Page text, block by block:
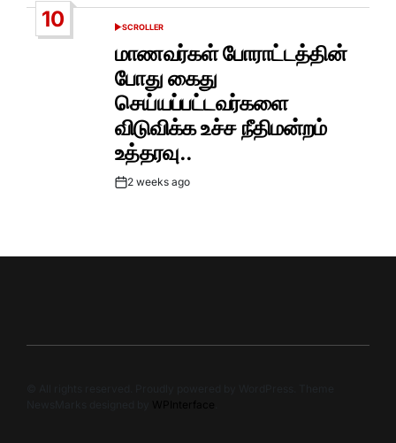
10
POSTED
SCROLLER
மாணவர்கள் போராட்டத்தின்
போது கைது
செய்யப்பட்டவர்களை
விடுவிக்க உச்ச நீதிமன்றம்
உத்தரவு..
Post2 weeks ago